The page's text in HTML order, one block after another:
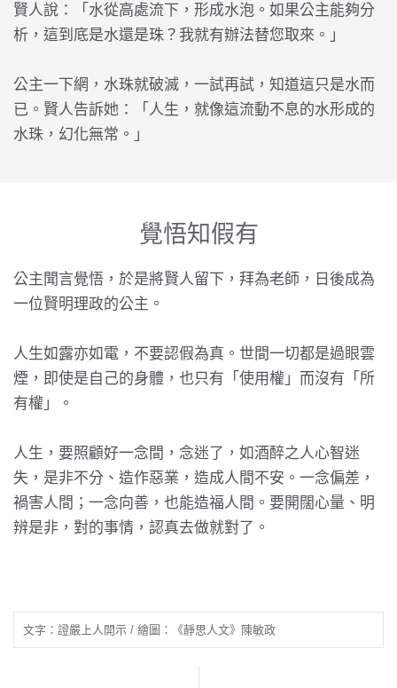
賢人說：「水從高處流下，形成水泡。如果公主能夠分
析，這到底是水還是珠？我就有辦法替您取來。」
公主一下網，水珠就破滅，一試再試，知道這只是水而
已。賢人告訴她：「人生，就像這流動不息的水形成的
水珠，幻化無常。」
覺悟知假有
公主聞言覺悟，於是將賢人留下，拜為老師，日後成為
一位賢明理政的公主。
人生如露亦如電，不要認假為真。世間一切都是過眼雲
煙，即使是自己的身體，也只有「使用權」而沒有「所
有權」。
人生，要照顧好一念間，念迷了，如酒醉之人心智迷
失，是非不分、造作惡業，造成人間不安。一念偏差，
禍害人間；一念向善，也能造福人間。要開闊心量、明
辨是非，對的事情，認真去做就對了。
文字：證嚴上人開示 / 繪圖：《靜思人文》陳敏政